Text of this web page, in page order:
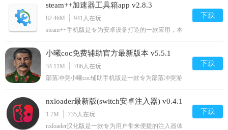
了，并没有改名。一款为用户提供及时面对面游戏竞
技的手机应用，无需下载，各种经典耐玩的小游戏任
你畅玩，还在为等
steam++加速器工具箱app v2.8.3
82.46M 941 人在玩
steam++手机版是专为安卓设备打造的一款应用，本
的游戏资源，还可以和体验可视化皮肤编辑等功能。
需要的用户快点来安装吧！官方介绍Steam++是一个
包含多种Steam工具功
下载
小曦coc免费辅助官方最新版本 v5.5.1
34.11M 786 人在玩
部落冲突小曦coc辅助手机版是一款专为部落冲突游
美释放双手，帮您玩游戏更轻松畅快。快来下载体验
吧！小曦coc辅助官网介绍小曦coc辅助是一款专为经
典策略塔防游戏《
下载
nxloader最新版(switch安卓注入器) v0.4.1
1.7M 735 人在玩
nxloader汉化版是一款专为用户带来便捷的注入器体
下载